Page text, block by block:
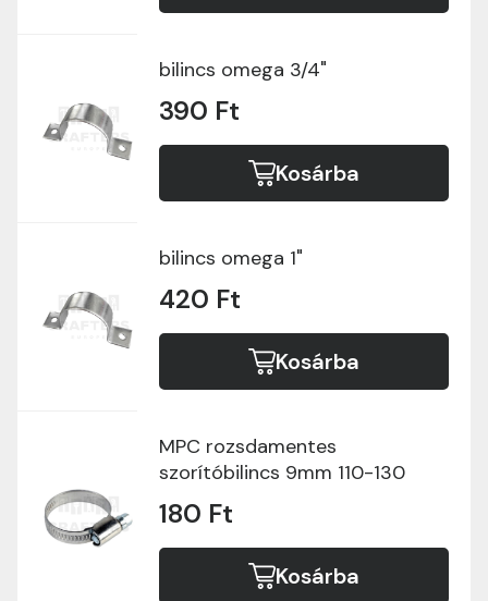
bilincs omega 3/4"
390 Ft
Kosárba
bilincs omega 1"
420 Ft
Kosárba
MPC rozsdamentes
szorítóbilincs 9mm 110-130
180 Ft
Kosárba